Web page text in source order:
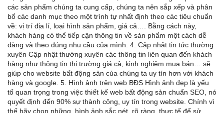
các sản phẩm chúng ta cung cấp, chúng ta nên sắp xếp và phân
bổ các danh mục theo một trình tự nhất định theo các tiêu chuẩn
về: vị trí địa lí, loại hình sản phẩm, giá cả…. Bằng cách này,
khách hàng có thể tiếp cận thông tin về sản phẩm một cách dễ
dàng và theo đúng nhu cầu của mình. 4. Cập nhật tin tức thường
xuyên Cập nhật thường xuyên các thông tin liên quan đến khách
hàng như thông tin thị trường giá cả, kinh nghiệm mua bán… sẽ
giúp cho website bất động sản của chúng ta uy tín hơn với khách
hàng và google. 5. Hình ảnh trên web BĐS Hình ảnh đẹp là yếu
tố quan trọng trong việc thiết kế web bất động sản chuẩn SEO, nó
quyết định đến 90% sự thành công, uy tín trong website. Chính vì
thế hãy chọn những hình ảnh sắc nét, rõ ràng, thực tế để sử